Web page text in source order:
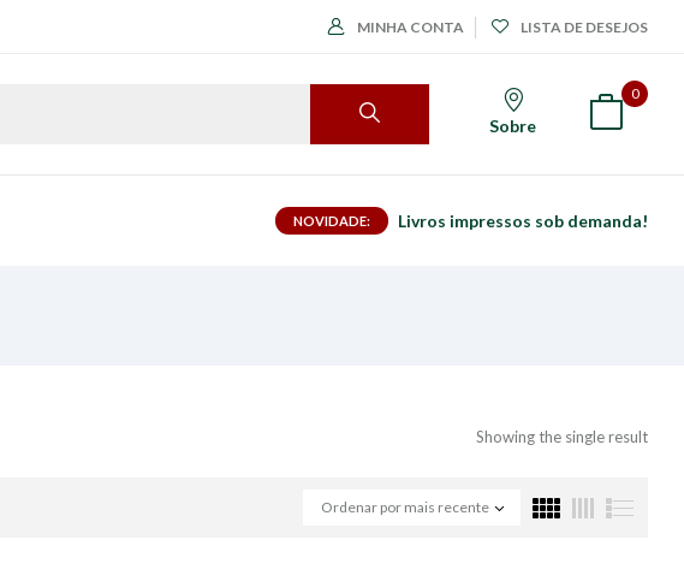
MINHA CONTA LISTA DE DESEJOS
Sobre
0
NOVIDADE: Livros impressos sob demanda!
Showing the single result
Ordenar por mais recente